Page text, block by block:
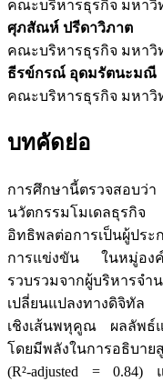
คณะบริหารธุรกิจ มหาวิ
ศุภสัณห์ ปรีดาวิภาต
คณะบริหารธุรกิจ มหาวิ
ธีรข์กรณ์ อุดมรัตนะมณี
คณะบริหารธุรกิจ มหาวิ
บทคัดย่อ
การศึกษานี้ตรวจสอบว่
นวัตกรรมโมเดลธุรกิ
อิทธิพลต่อการเป็นผู้ปร
การแข่งขัน ในหมู่องค์
รวบรวมจากผู้บริหา
เปลี่ยนแปลงทางดิจิทัล
เชิงเส้นพหุคูณ ผลลัพธ์แ
โดยมีพลังในการอธิบาย
(R²-adjusted = 0.84)